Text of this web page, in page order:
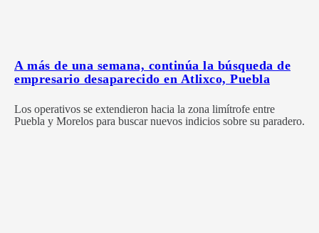
A más de una semana, continúa la búsqueda de
empresario desaparecido en Atlixco, Puebla
Los operativos se extendieron hacia la zona limítrofe entre
Puebla y Morelos para buscar nuevos indicios sobre su paradero.